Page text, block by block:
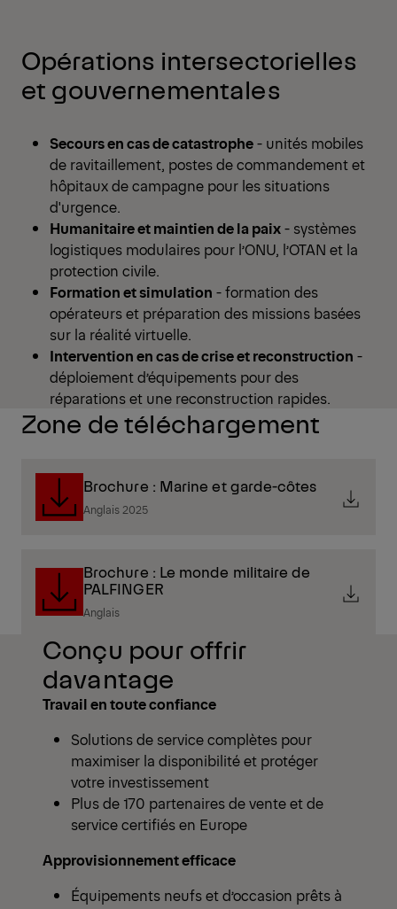
Opérations intersectorielles
et gouvernementales
Secours en cas de catastrophe- unités mobiles
de ravitaillement, postes de commandement et
hôpitaux de campagne pour les situations
d'urgence.
Humanitaire et maintien de la paix- systèmes
logistiques modulaires pour l’ONU, l’OTAN et la
protection civile.
Formation et simulation - formation des
opérateurs et préparation des missions basées
sur la réalité virtuelle.
Intervention en cas de crise et reconstruction -
déploiement d’équipements pour des
réparations et une reconstruction rapides.
Zone de téléchargement
Brochure : Marine et garde-côtes
Anglais 2025
Brochure : Le monde militaire de
PALFINGER
Anglais
Conçu pour offrir
davantage
Travail en toute confiance
Solutions de service complètes pour
maximiser la disponibilité et protéger
votre investissement
Plus de 170 partenaires de vente et de
service certifiés en Europe
Approvisionnement efficace
Équipements neufs et d’occasion prêts à